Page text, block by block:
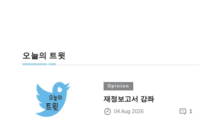
오늘의 트윗
Opinion
재정보고서 강좌
04 Aug 2026 1